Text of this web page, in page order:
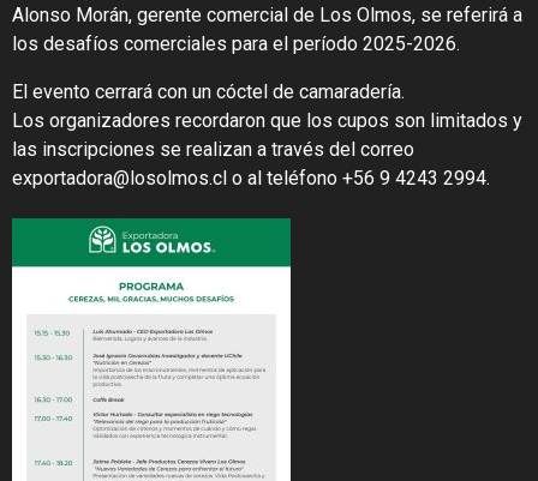
Alonso Morán, gerente comercial de Los Olmos, se referirá a
los desafíos comerciales para el período 2025-2026.
El evento cerrará con un cóctel de camaradería.
Los organizadores recordaron que los cupos son limitados y
las inscripciones se realizan a través del correo
exportadora@losolmos.cl o al teléfono +56 9 4243 2994.